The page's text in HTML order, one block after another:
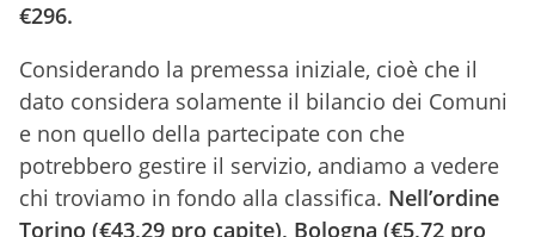
€296.
Considerando la premessa iniziale, cioè che il
dato considera solamente il bilancio dei Comuni
e non quello della partecipate con che
potrebbero gestire il servizio, andiamo a vedere
chi troviamo in fondo alla classifica. Nell’ordine
Torino (€43,29 pro capite), Bologna (€5,72 pro